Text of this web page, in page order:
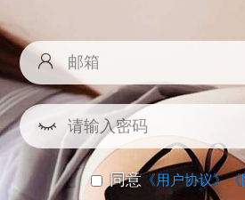
同意《用户协议》《